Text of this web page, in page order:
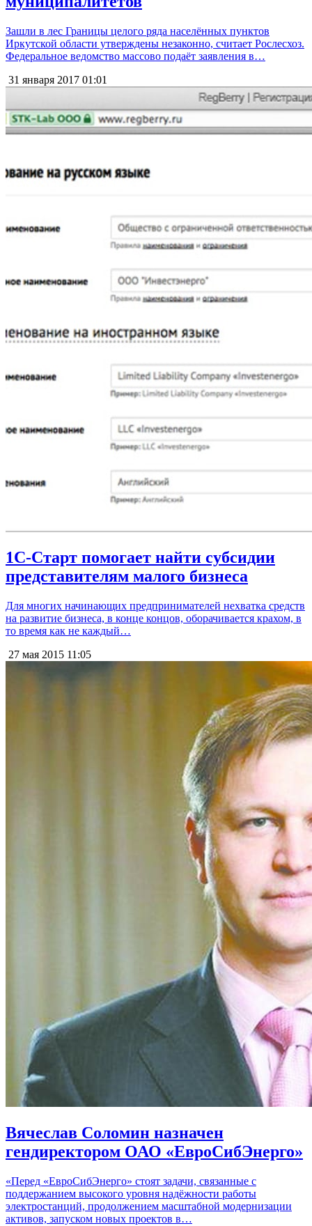
Зашли в лес Границы целого ряда населённых пунктов
Иркутской области утверждены незаконно, считает Рослесхоз.
Федеральное ведомство массово подаёт заявления в…
31 января 2017 01:01
1С-Старт помогает найти субсидии
представителям малого бизнеса
Для многих начинающих предпринимателей нехватка средств
на развитие бизнеса, в конце концов, оборачивается крахом, в
то время как не каждый…
27 мая 2015 11:05
Вячеслав Соломин назначен
гендиректором ОАО «ЕвроСибЭнерго»
«Перед «ЕвроСибЭнерго» стоят задачи, связанные с
поддержанием высокого уровня надёжности работы
электростанций, продолжением масштабной модернизации
активов, запуском новых проектов в…